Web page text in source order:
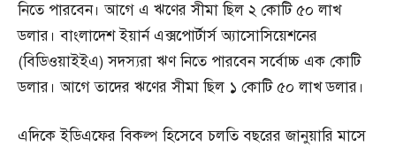
নিতে পারবেন। আগে এ ঋণের সীমা ছিল ২ কোটি ৫০ লাখ
ডলার। বাংলাদেশ ইয়ার্ন এক্সপোর্টার্স অ্যাসোসিয়েশনের
(বিডিওয়াইইএ) সদস্যরা ঋণ নিতে পারবেন সর্বোচ্চ এক কোটি
ডলার। আগে তাদের ঋণের সীমা ছিল ১ কোটি ৫০ লাখ ডলার।
এদিকে ইডিএফের বিকল্প হিসেবে চলতি বছরের জানুয়ারি মাসে